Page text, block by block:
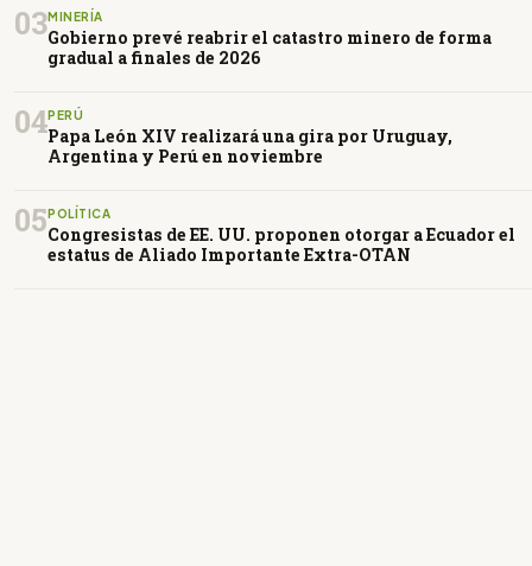
03MINERÍA
Gobierno prevé reabrir el catastro minero de forma
gradual a finales de 2026
04PERÚ
Papa León XIV realizará una gira por Uruguay,
Argentina y Perú en noviembre
05POLÍTICA
Congresistas de EE. UU. proponen otorgar a Ecuador el
estatus de Aliado Importante Extra-OTAN